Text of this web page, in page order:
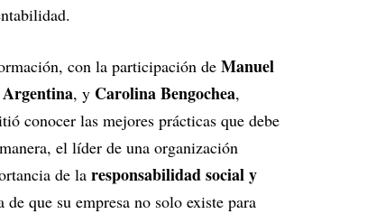
con la participación de Manuel
Argentina, y Carolina Bengochea,
conocer las mejores prácticas que debe
el líder de una organización
de la responsabilidad social y
que su empresa no solo existe para